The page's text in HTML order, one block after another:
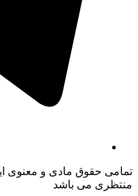
تمامی حقوق مادی و معنوی
منتظری می باشد